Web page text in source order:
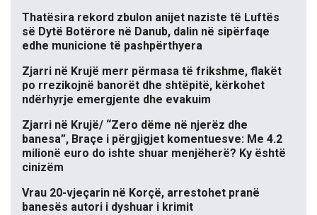
Thatësira rekord zbulon anijet naziste të Luftës
së Dytë Botërore në Danub, dalin në sipërfaqe
edhe municione të pashpërthyera
Zjarri në Krujë merr përmasa të frikshme, flakët
po rrezikojnë banorët dhe shtëpitë, kërkohet
ndërhyrje emergjente dhe evakuim
Zjarri në Krujë/ “Zero dëme në njerëz dhe
banesa”, Braçe i përgjigjet komentuesve: Me 4.2
milionë euro do ishte shuar menjëherë? Ky është
cinizëm
Vrau 20-vjeçarin në Korçë, arrestohet pranë
banesës autori i dyshuar i krimit